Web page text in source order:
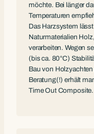
möchte. Bei länger
Temperaturen
Das Harzsystem
Naturmaterialien
verarbeiten. Wegen
(bis ca. 80°C)
Bau von
Beratung(!) erhält
Time Out Composite.